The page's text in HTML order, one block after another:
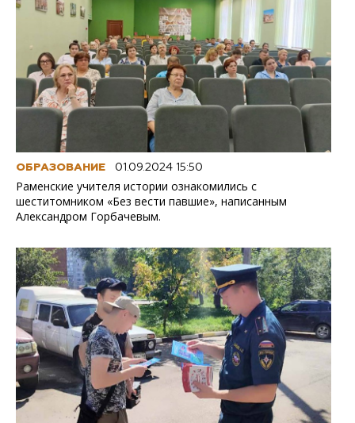
ОБРАЗОВАНИЕ 01.09.2024 15:50
Раменские учителя истории ознакомились с
шеститомником «Без вести павшие», написанным
Александром Горбачевым.